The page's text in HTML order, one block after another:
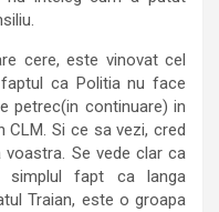
cere, este vinovat cel
ca Politia nu face
petrec(in continuare) in
Si ce sa vezi, cred
Se vede clar ca
simplul fapt ca langa
Traian, este o groapa